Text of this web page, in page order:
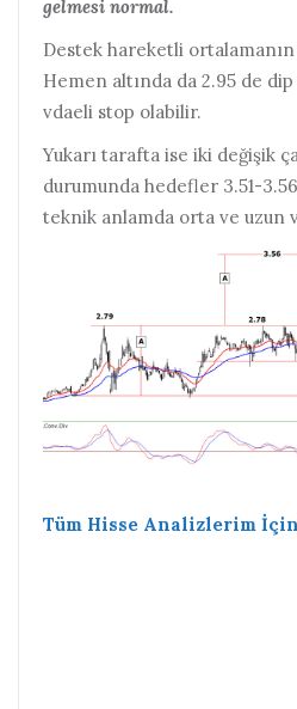
gelmesi normal.
Destek hareketli ortalamanın
Hemen altında da 2.95 de dip
vdaeli stop olabilir.
Yukarı tarafta ise iki değişik
durumunda hedefler 3.51-
teknik anlamda orta ve uzun
Tüm Hisse Analizlerim